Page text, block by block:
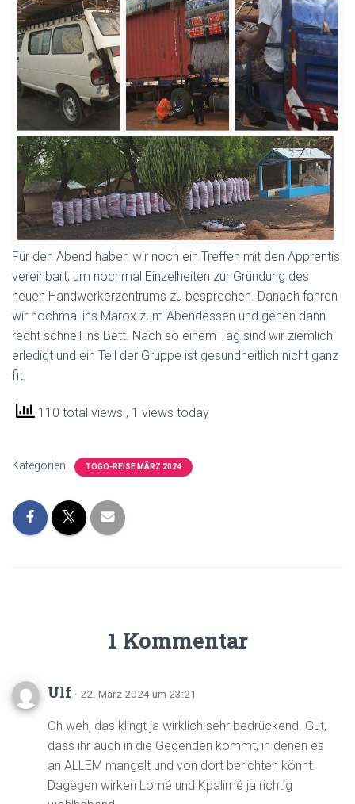
Für den Abend haben wir noch ein Treffen mit den Apprentis
vereinbart, um nochmal Einzelheiten zur Gründung des
neuen Handwerkerzentrums zu besprechen. Danach fahren
wir nochmal ins Marox zum Abendessen und gehen dann
recht schnell ins Bett. Nach so einem Tag sind wir ziemlich
erledigt und ein Teil der Gruppe ist gesundheitlich nicht ganz
fit.
110 total views , 1 views today
Kategorien: TOGO-REISE MÄRZ 2024
1 Kommentar
Ulf · 22. März 2024 um 23:21
Oh weh, das klingt ja wirklich sehr bedrückend. Gut,
dass ihr auch in die Gegenden kommt, in denen es
an ALLEM mangelt und von dort berichten könnt.
Dagegen wirken Lomé und Kpalimé ja richtig